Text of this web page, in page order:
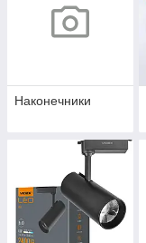
Наконечники